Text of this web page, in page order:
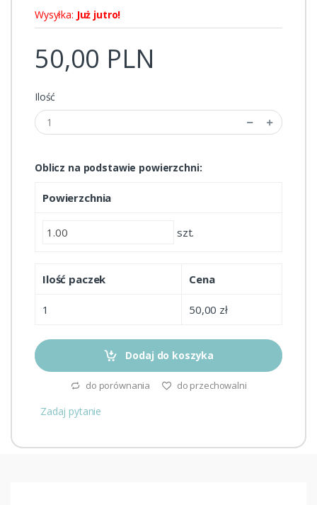
Wysyłka: Już jutro!
50,00 PLN
Ilość
Oblicz na podstawie powierzchni:
Powierzchnia
szt.
Ilość paczek Cena
1 50,00 zł
Dodaj do koszyka
do porównania do przechowalni
Zadaj pytanie